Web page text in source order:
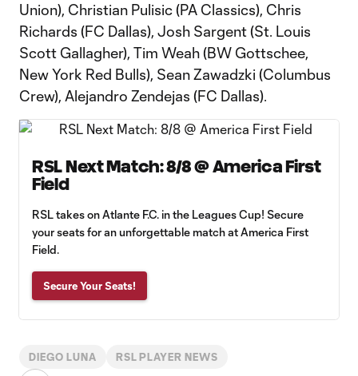
Union), Christian Pulisic (PA Classics), Chris
Richards (FC Dallas), Josh Sargent (St. Louis
Scott Gallagher), Tim Weah (BW Gottschee,
New York Red Bulls), Sean Zawadzki (Columbus
Crew), Alejandro Zendejas (FC Dallas).
RSL Next Match: 8/8 @ America First
Field
RSL takes on Atlante F.C. in the Leagues Cup! Secure
your seats for an unforgettable match at America First
Field.
Secure Your Seats!
DIEGO LUNA RSL PLAYER NEWS